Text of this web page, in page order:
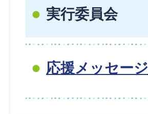
実行委員会
応援メッセージ